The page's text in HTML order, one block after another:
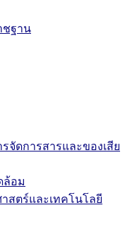
ฐาน
จัดการสารและของเสีย
ล้อม
สตร์และเทคโนโลยี